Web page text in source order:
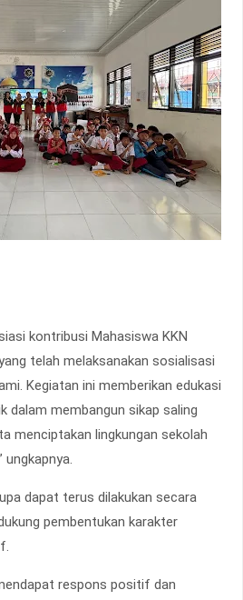
kontribusi Mahasiswa KKN
telah melaksanakan sosialisasi
Kegiatan ini memberikan edukasi
dalam membangun sikap saling
menciptakan lingkungan sekolah
ungkapnya.
dapat terus dilakukan secara
pembentukan karakter
respons positif dan